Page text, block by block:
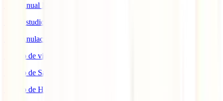
IATI Anual Multiviaje
IATI Estudios
IATI Anulación Premium
Seguro de viaje COVID
Seguro de Salud
Seguro de Hogar